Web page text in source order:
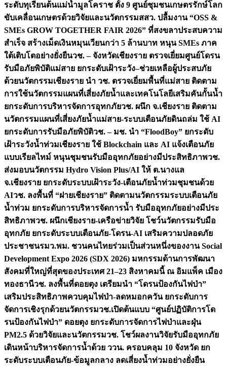
ระดับทุเรียนต้นแม่น้ำมูลโคราช ตั้ง 9 ศูนย์ชุมชนเกษตรรักษ์โลก
ขับเคลื่อนเกษตรด้วยวิจัยและนวัตกรรมสสว. ปลื้มงาน “OSS &
SMEs GROW TOGETHER FAIR 2026” ที่สงขลาประสบความ
สำเร็จ สร้างเม็ดเงินหมุนเวียนกว่า 5 ล้านบาท หนุน SMEs ภาค
ใต้เติบโตอย่างยั่งยืนวช. – จังหวัดเชียงราย ตรวจเยี่ยมศูนย์โดรน
รับมือภัยพิบัติแม่สาย ยกระดับเฝ้าระวัง–ช่วยเหลือผู้ประสบภัย
ด้วยนวัตกรรมเชียงราย นำ วช. ตรวจเยี่ยมพื้นที่แม่สาย ติดตาม
การใช้นวัตกรรมแผนที่เสี่ยงภัยน้ำและเทคโนโลยีเสริมคันกั้นน้ำ
ยกระดับการบริหารจัดการอุทกภัยวช. ผนึก จ.เชียงราย ติดตาม
นวัตกรรมแผนที่เสี่ยงภัยน้ำแม่สาย-ระบบเตือนภัยดินถล่ม ใช้ AI
ยกระดับการรับมือภัยพิบัติวช. – มช. นำ “FloodBoy” ยกระดับ
เฝ้าระวังน้ำท่วมเชียงราย ใช้ Blockchain และ AI แจ้งเตือนภัย
แบบเรียลไทม์ หนุนชุมชนรับมืออุทกภัยอย่างมีประสิทธิภาพวช.
ส่งมอบนวัตกรรม Hydro Vision Plus/AI ให้ ต.นางแล
จ.เชียงราย ยกระดับระบบเฝ้าระวัง-เตือนภัยน้ำท่วมชุมชนด้วย
AIวช. ลงพื้นที่ “ฝายเชียงราย” ติดตามนวัตกรรมระบบเตือนภัย
น้ำท่วม ยกระดับการบริหารจัดการน้ำ รับมืออุทกภัยอย่างมีประ
สิทธิภาพวช. ผนึกเชียงราย-เครือข่ายวิจัย โชว์นวัตกรรมรับมือ
อุทกภัย ยกระดับระบบเตือนภัย-โดรน-AI เสริมความปลอดภัย
ประชาชนรมว.พม. ชวนคนไทยร่วมเป็นส่วนหนึ่งของงาน Social
Development Expo 2026 (SDX 2026) มหกรรมด้านการพัฒนา
สังคมที่ใหญ่ที่สุดของประเทศ 21–23 สิงหาคมนี้ ณ อิมแพ็ค เมือง
ทองธานีวช. ลงพื้นที่ดอยตุง เตรียมนำ “โดรนป้องกันไฟป่า”
เสริมประสิทธิภาพควบคุมไฟป่า-ลดหมอกควัน ยกระดับการ
จัดการเชิงรุกด้วยนวัตกรรมวช.เปิดต้นแบบ “ศูนย์ปฏิบัติการโด
รนป้องกันไฟป่า” ดอยตุง ยกระดับการจัดการไฟป่าและฝุ่น
PM2.5 ด้วยวิจัยและนวัตกรรมวช. โชว์ผลงานวิจัยรับมืออุทกภัย
เดินหน้าบริหารจัดการน้ำด้วย ววน. ครอบคลุม 10 จังหวัด ยก
ระดับระบบเตือนภัย-ข้อมูลกลาง ลดเสี่ยงน้ำท่วมอย่างยั่งยืน